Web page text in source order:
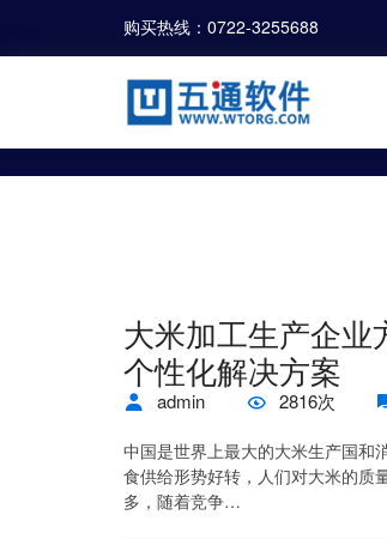
购买热线： 0722-3255688
大米加工生产企
个性化解决方案
admin 2816次
中国是世界上最大的大米生产国和
食供给形势好转，人们对大米的质
多，随着竞争…